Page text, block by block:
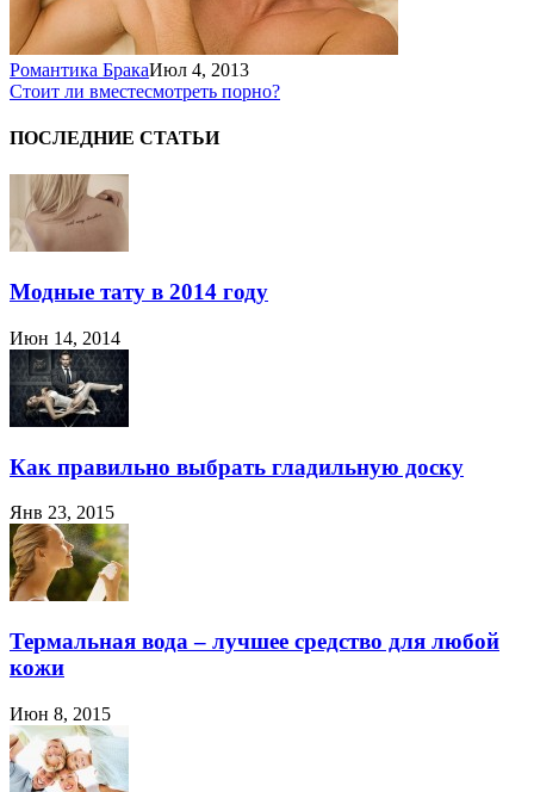
Романтика БракаИюл 4, 2013
Стоит ли вместесмотреть порно?
ПОСЛЕДНИЕ СТАТЬИ
Модные тату в 2014 году
Июн 14, 2014
Как правильно выбрать гладильную доску
Янв 23, 2015
Термальная вода – лучшее средство для любой
кожи
Июн 8, 2015